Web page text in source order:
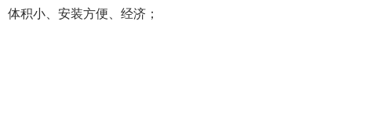
积小、安装方便、经济；